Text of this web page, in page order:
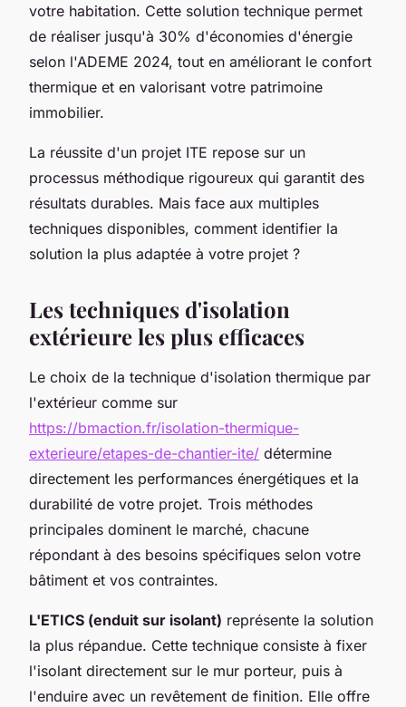
votre habitation. Cette solution technique permet
de réaliser jusqu'à 30% d'économies d'énergie
selon l'ADEME 2024, tout en améliorant le confort
thermique et en valorisant votre patrimoine
immobilier.
La réussite d'un projet ITE repose sur un
processus méthodique rigoureux qui garantit des
résultats durables. Mais face aux multiples
techniques disponibles, comment identifier la
solution la plus adaptée à votre projet ?
Les techniques d'isolation
extérieure les plus efficaces
Le choix de la technique d'isolation thermique par
l'extérieur comme sur
https://bmaction.fr/isolation-thermique-
exterieure/etapes-de-chantier-ite/ détermine
directement les performances énergétiques et la
durabilité de votre projet. Trois méthodes
principales dominent le marché, chacune
répondant à des besoins spécifiques selon votre
bâtiment et vos contraintes.
L'ETICS (enduit sur isolant) représente la solution
la plus répandue. Cette technique consiste à fixer
l'isolant directement sur le mur porteur, puis à
l'enduire avec un revêtement de finition. Elle offre